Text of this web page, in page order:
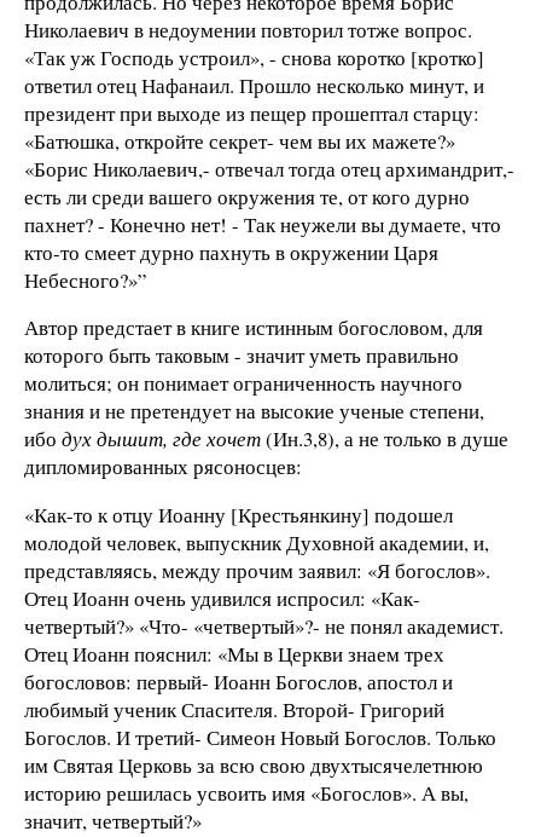
Николаевич в недоумении повторил тотже вопрос.
«Так уж Господь устроил», - снова коротко [кротко]
ответил отец Нафанаил. Прошло несколько минут, и
президент при выходе из пещер прошептал старцу:
«Батюшка, откройте секрет- чем вы их мажете?»
«Борис Николаевич,- отвечал тогда отец архимандрит,-
есть ли среди вашего окружения те, от кого дурно
пахнет? - Конечно нет! - Так неужели вы думаете, что
кто-то смеет дурно пахнуть в окружении Царя
Небесного?»”
Автор предстает в книге истинным богословом, для
которого быть таковым - значит уметь правильно
молиться; он понимает ограниченность научного
знания и не претендует на высокие ученые степени,
ибо дух дышит, где хочет(Ин.3,8), а не только в душе
дипломированных рясоносцев:
«Как-то к отцу Иоанну [Крестьянкину] подошел
молодой человек, выпускник Духовной академии, и,
представляясь, между прочим заявил: «Я богослов».
Отец Иоанн очень удивился испросил: «Как-
четвертый?» «Что- «четвертый»?- не понял академист.
Отец Иоанн пояснил: «Мы в Церкви знаем трех
богословов: первый- Иоанн Богослов, апостол и
любимый ученик Спасителя. Второй- Григорий
Богослов. И третий- Симеон Новый Богослов. Только
им Святая Церковь за всю свою двухтысячелетнюю
историю решилась усвоить имя «Богослов». А вы,
значит, четвертый?»